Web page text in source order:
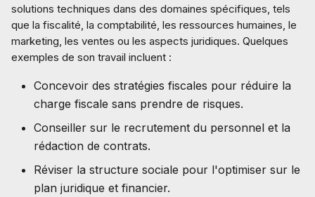
solutions techniques dans des domaines spécifiques, tels
que la fiscalité, la comptabilité, les ressources humaines, le
marketing, les ventes ou les aspects juridiques. Quelques
exemples de son travail incluent :
Concevoir des stratégies fiscales pour réduire la
charge fiscale sans prendre de risques.
Conseiller sur le recrutement du personnel et la
rédaction de contrats.
Réviser la structure sociale pour l'optimiser sur le
plan juridique et financier.